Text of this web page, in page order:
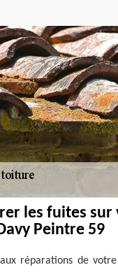
les fuites
Peintre 59
réparations de